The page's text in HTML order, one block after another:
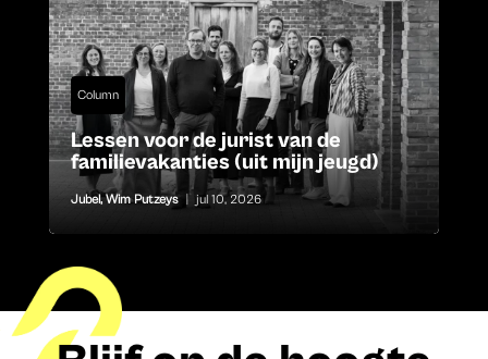
Column
Lessen voor de jurist van de
familievakanties (uit mijn jeugd)
Jubel,Wim Putzeys | jul 10, 2026